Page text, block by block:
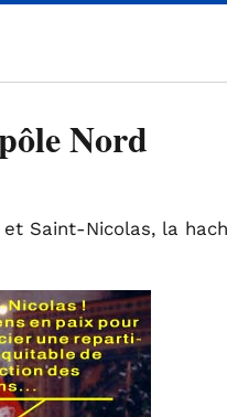
Nord
Saint-Nicolas, la